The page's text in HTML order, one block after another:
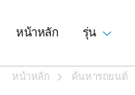
หน้าหลัก รุ่น
หน้าหลัก ค้นหารถยนต์